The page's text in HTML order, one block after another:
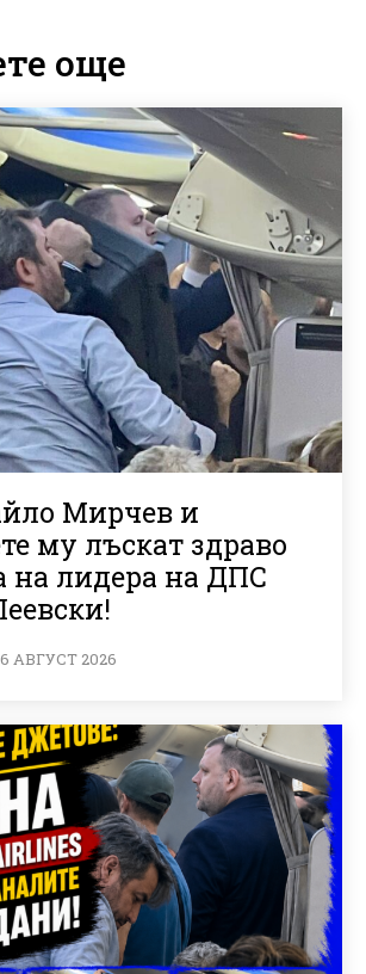
още
Мирчев и
му лъскат здраво
лидера на ДПС
АВГУСТ 2026